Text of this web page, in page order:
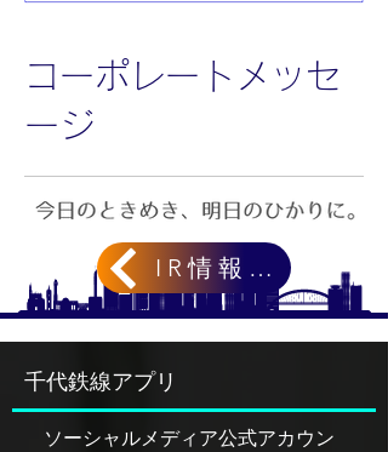
コーポレートメッセ
ージ
IR情報 TOP
千代鉄線アプリ
ソーシャルメディア公式アカウン